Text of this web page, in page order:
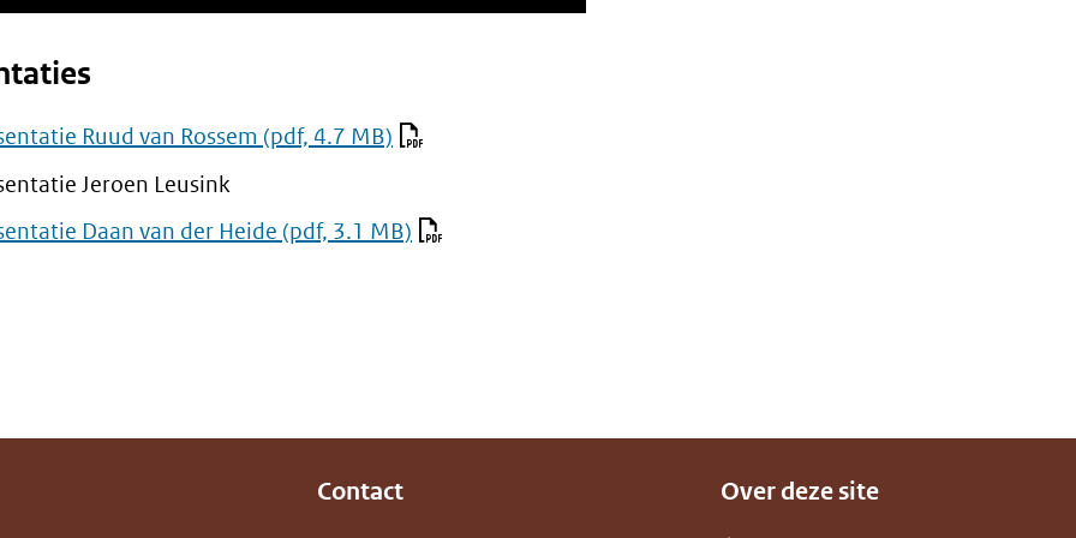
Ruud van Rossem (pdf, 4.7 MB)
Jeroen Leusink
Daan van der Heide (pdf, 3.1 MB)
Contact Over deze site